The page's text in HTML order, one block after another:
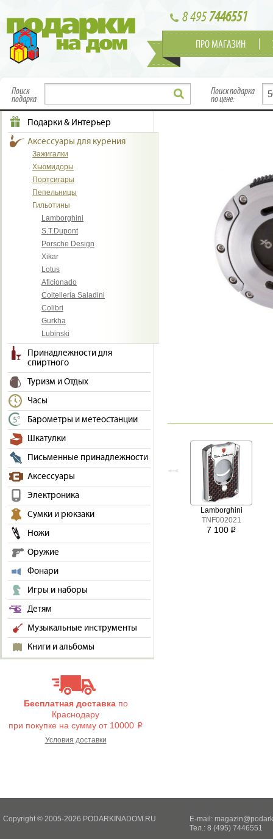
8 4957446551
ПРО МАГАЗИН
Поиск
подарка
Поиск подарка
по цене:
Подарки & Интерьер
Аксессуары для курения
Зажигалки
Хьюмидоры
Портсигары
Пепельницы
Гильотины
Lamborghini
S.T.Dupont
Porsche Design
Xikar
Lotus
Aficionado
Coltelleria Saladini
Colibri
Gurkha
Lubinski
Принадлежности для
спиртного
Туризм и Отдых
Часы
Барометры и метеостанции
Шкатулки
Письменные принадлежности
Аксессуары
Электроника
Сумки и рюкзаки
Ножи
Оружие
Фонари
Игры и наборы
Детям
Музыкальные инструменты
Книги и альбомы
Бесплатная доставкапо
Краснодару
при покупке на сумму от 10000 i
Условия доставки
Lamborghini
TNF002021
7 100 i
Copyright © 2005-2026 PODARKINADOM.RU E-mail:
Тел.: 8 (495) 7446551